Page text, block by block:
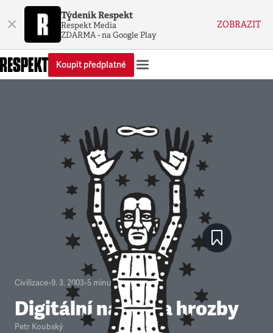
× Týdeník Respekt
Respekt Media
ZDARMA - na Google Play
ZOBRAZIT
Koupit předplatné
Civilizace•9. 3. 2003•5 minut
Digitální naděje a hrozby
Petr Koubský